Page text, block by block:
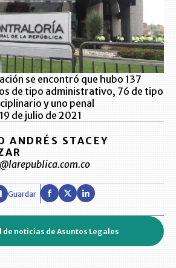
se encontró que hubo 137
de tipo administrativo, 76 de tipo
y uno penal
19 de julio de 2021
ANDRÉS STACEY
Guardar
de noticias de Asuntos Legales